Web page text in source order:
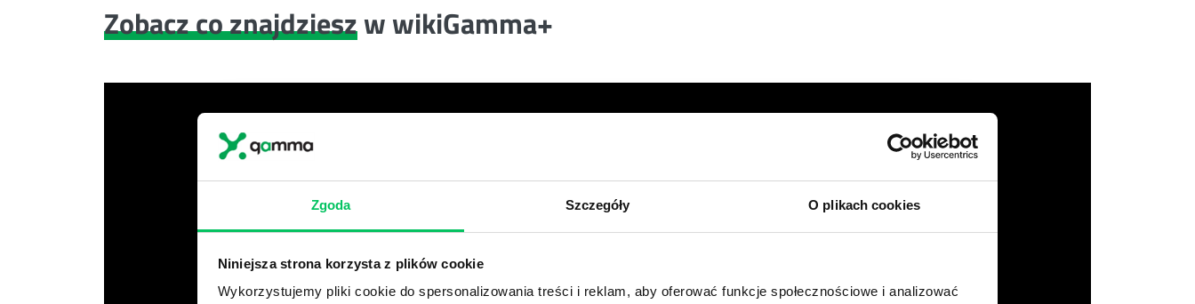
Zgoda Szczegóły O plikach cookies
Niniejsza strona korzysta z plików cookie
Wykorzystujemy pliki cookie do spersonalizowania treści i reklam, aby oferować funkcje społecznościowe i analizować
Zobacz co znajdzieszw wikiGamma+